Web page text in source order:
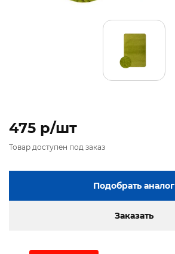
475 p/шт
Товар доступен под заказ
Подобрать аналог
Заказать